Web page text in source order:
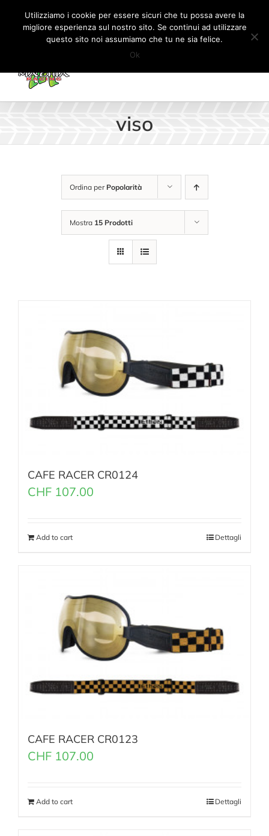
Salta
contenuto
Il mio account CARRELLO
viso
Ordina per Popolarità
Mostra 15 Prodotti
CAFE RACER CR0124
CHF 107.00
Add to cart Dettagli
CAFE RACER CR0123
CHF 107.00
Add to cart Dettagli
Utilizziamo i cookie per essere sicuri che tu possa avere la
migliore esperienza sul nostro sito. Se continui ad utilizzare
questo sito noi assumiamo che tu ne sia felice.
Ok